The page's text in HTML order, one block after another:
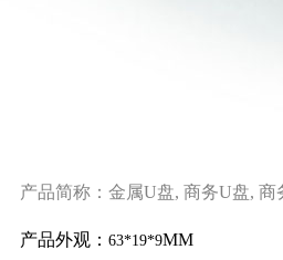
产品简称：金属U盘, 商务U盘, 商
产品外观： 63*19*9MM